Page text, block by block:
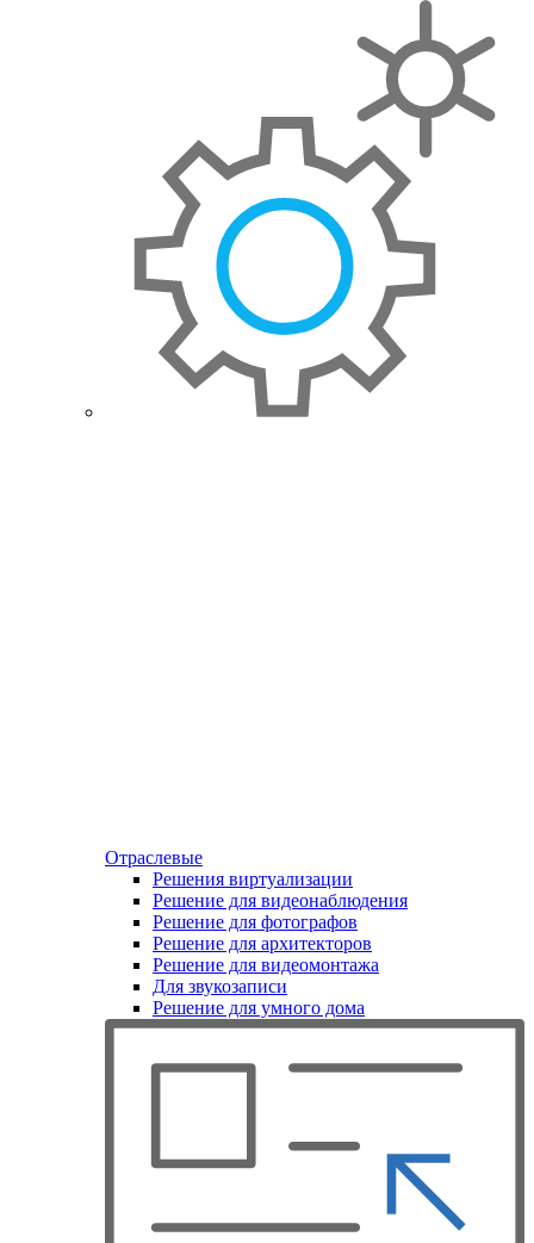
Отраслевые
Решения виртуализации
Решение для видеонаблюдения
Решение для фотографов
Решение для архитекторов
Решение для видеомонтажа
Для звукозаписи
Решение для умного дома